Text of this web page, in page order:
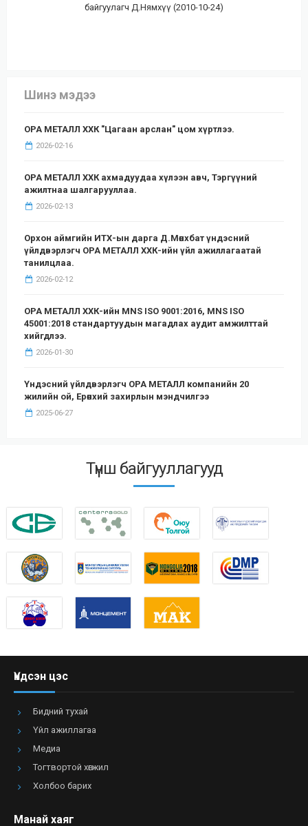
байгуулагч Д.Нямхүү (2010-10-24)
Шинэ мэдээ
ОРА МЕТАЛЛ ХХК "Цагаан арслан" цом хүртлээ.
2026-02-16
ОРА МЕТАЛЛ ХХК ахмадуудаа хүлээн авч, Тэргүүний
ажилтнаа шалгарууллаа.
2026-02-13
Орхон аймгийн ИТХ-ын дарга Д.Мөнхбат үндэсний
үйлдвэрлэгч ОРА МЕТАЛЛ ХХК-ийн үйл ажиллагаатай
танилцлаа.
2026-02-12
ОРА МЕТАЛЛ ХХК-ийн MNS ISO 9001:2016, MNS ISO
45001:2018 стандартуудын магадлах аудит амжилттай
хийгдлээ.
2026-01-30
Үндэсний үйлдвэрлэгч ОРА МЕТАЛЛ компанийн 20
жилийн ой, Ерөнхий захирлын мэндчилгээ
2025-06-27
Түнш байгууллагууд
Үндсэн цэс
Бидний тухай
Үйл ажиллагаа
Медиа
Тогтвортой хөгжил
Холбоо барих
Манай хаяг